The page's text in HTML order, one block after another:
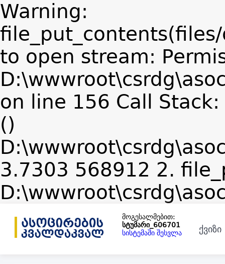
Warning:
to open stream:
on line 156 Call
()
3.7303 568912 2.
მოგესალმებით:
სტუმარი_606701
სისტემაში შესვლა
ქვიზი